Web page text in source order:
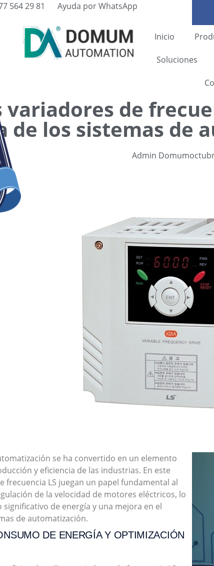
564 29 81 Ayuda por WhatsApp
Inicio
Soluciones
variadores de
de los sistemas de
Admin Domum
se ha convertido en un elemento
y eficiencia de las industrias. En este
frecuencia LS juegan un papel fundamental al
de la velocidad de motores eléctricos, lo
de energía y una mejora en el
de automatización.
DE ENERGÍA Y OPTIMIZACIÓN